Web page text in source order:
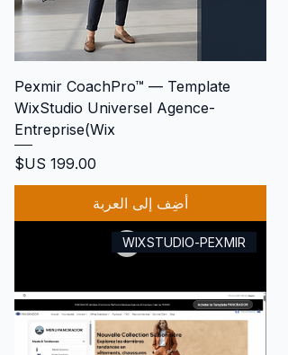
Pexmir CoachPro™ — Template
WixStudio Universel Agence-
Entreprise(Wix
السعر
أضِف إلى العربة
WIXSTUDIO-PEXMIR